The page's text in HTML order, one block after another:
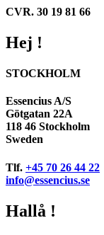
CVR. 30 19 81 66
Hej !
STOCKHOLM
Essencius A/S
Götgatan 22A
118 46 Stockholm
Sweden
Tlf. +45 70 26 44 22
info@essencius.se
Hallå !